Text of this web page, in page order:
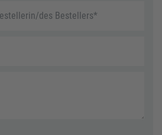
des Bestellers*